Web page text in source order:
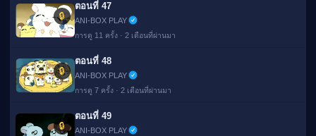
🔒
ตอนที่ 47
ANI-BOX PLAY
การดู 11 ครั้ง · 2 เดือนที่ผ่านมา
🔒
ตอนที่ 48
ANI-BOX PLAY
การดู 7 ครั้ง · 2 เดือนที่ผ่านมา
🔒
ตอนที่ 49
ANI-BOX PLAY